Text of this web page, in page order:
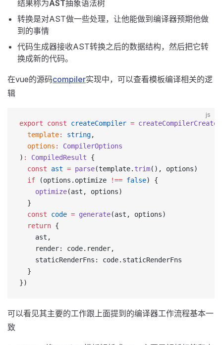
结果称为AST抽象语法树
转换是对AST做一些处理，让他能做到编译器预期他做
到的事情
代码生成器接收AST转换之后的数据结构，然后把它转
换成新的代码。
在vue的源码compiler实现中，可以查看模板编译相关的逻
辑
js
export const createCompiler = createCompilerCreator
  template
: string,
  options
:
CompilerOptions
) : CompiledResult {
  const
ast = parse(template. trim(), options)
  if
(options.optimize !== false) {
    optimize
(ast, options)
  }
  const
code = generate(ast, options)
  return
{
    ast,
    render: code.render,
    staticRenderFns: code.staticRenderFns
  }
})
可以看见其主要的工作跟上面提到的编译器工作流程基本一
致